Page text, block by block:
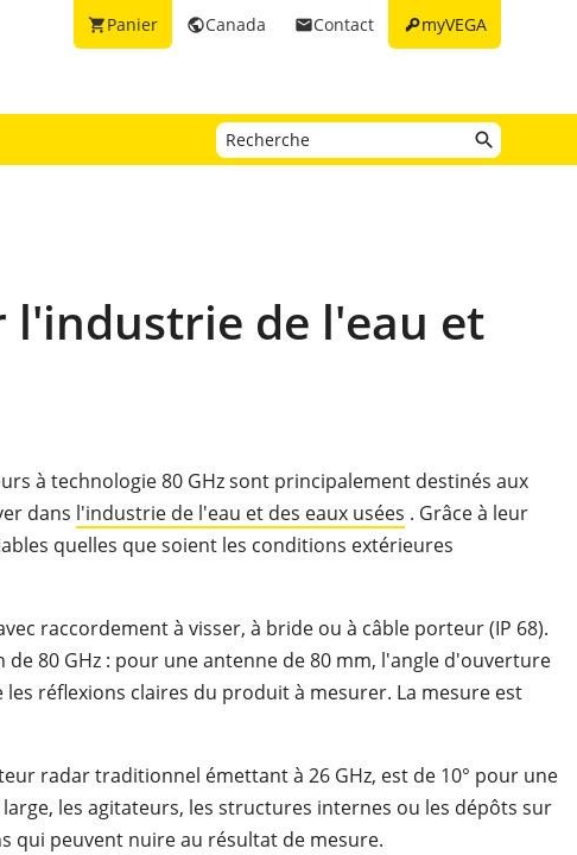
keymyVEGA
emailContact
publicCanada
shopping_cartPanier
l'industrie de l'eau et
à technologie 80 GHz sont principalement destinés aux
dans l'industrie de l'eau et des eaux usées . Grâce à leur
quelles que soient les conditions extérieures
raccordement à visser, à bride ou à câble porteur (IP 68).
80 GHz : pour une antenne de 80 mm, l'angle d'ouverture
réflexions claires du produit à mesurer. La mesure est
radar traditionnel émettant à 26 GHz, est de 10° pour une
les agitateurs, les structures internes ou les dépôts sur
qui peuvent nuire au résultat de mesure.